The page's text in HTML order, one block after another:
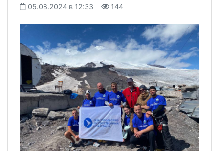
05.08.2024 в 12:33 144